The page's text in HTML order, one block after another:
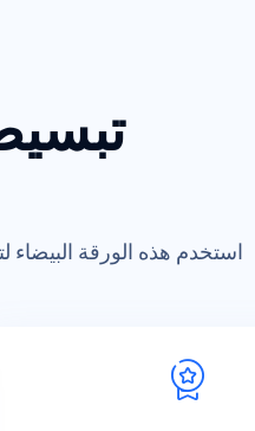
استخدم هذه الورقة البيضاء